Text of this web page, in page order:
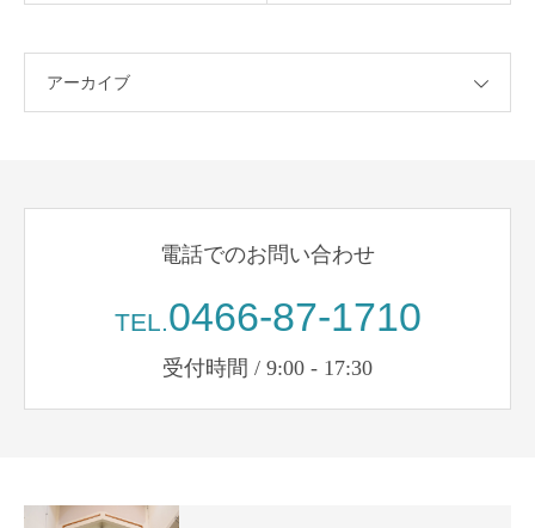
アーカイブ
電話でのお問い合わせ
TEL.0466-87-1710
受付時間 / 9:00 - 17:30